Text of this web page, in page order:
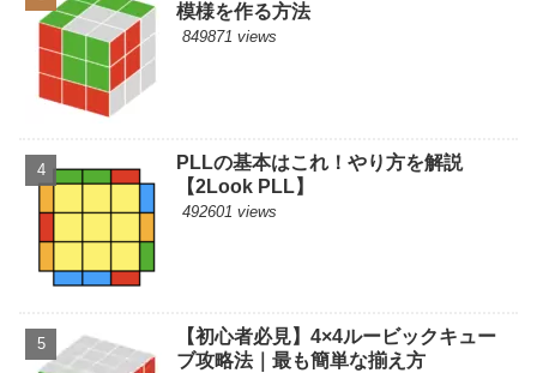
模様を作る方法
849871 views
PLLの基本はこれ！やり方を解説
【2Look PLL】
492601 views
【初心者必見】4×4ルービックキュー
ブ攻略法｜最も簡単な揃え方